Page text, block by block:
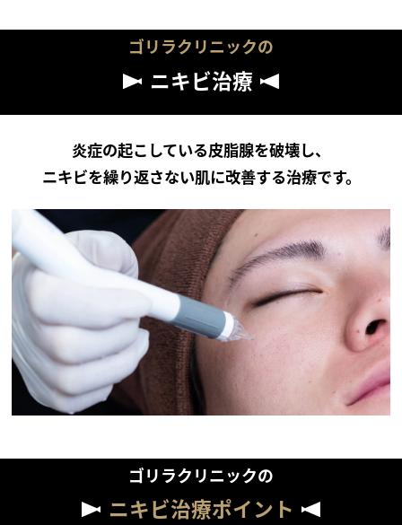
ゴリラクリニックの
ニキビ治療
炎症の起こしている皮脂腺を破壊し、
ニキビを繰り返さない肌に改善する治療です。
ゴリラクリニックの
ニキビ治療ポイント